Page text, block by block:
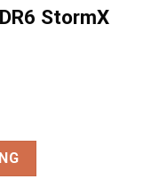
StormX
STORMX 6G)